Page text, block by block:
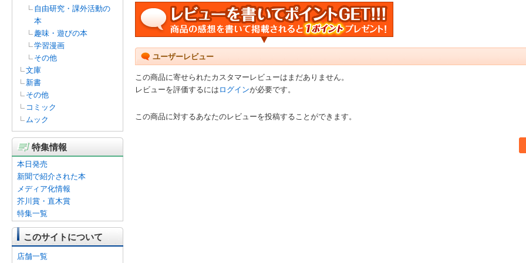
自由研究・課外活動の
本
趣味・遊びの本
学習漫画
その他
文庫
新書
その他
コミック
ムック
特集情報
本日発売
新聞で紹介された本
メディア化情報
芥川賞・直木賞
特集一覧
このサイトについて
店舗一覧
ユーザーレビュー
この商品に寄せられたカスタマーレビューはまだありません。
レビューを評価するには ログインが必要です。
この商品に対するあなたのレビューを投稿することができます。